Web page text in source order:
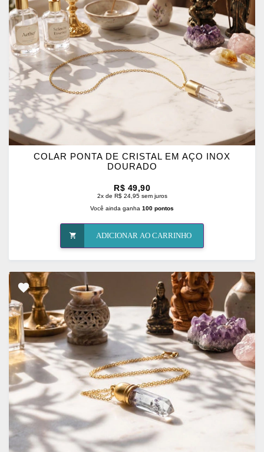
FAVORITOS
COLAR PONTA DE CRISTAL EM AÇO INOX
DOURADO
R$ 49,90
2x de R$ 24,95 sem juros
Você ainda ganha 100 pontos
ADICIONAR AO CARRINHO
ADICIONAR
OS
FAVORITOS